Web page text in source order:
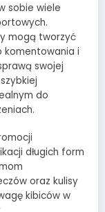
sobie wiele
mogą tworzyć
komentowania i
swojej
do
długich form
oraz kulisy
kibiców w